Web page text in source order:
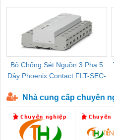
Bộ Chống Sét Nguồn 3 Pha 5
Dây Phoenix Contact FLT-SEC-
Nhà cung cấp chuyên